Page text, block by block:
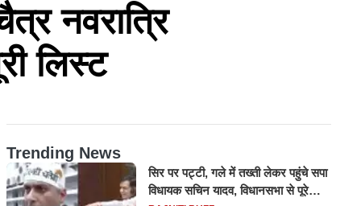
नवरात्रि
लिस्ट
Trending News
सिर पर पट्टी, गले में तख्ती लेकर पहुंचे सपा
विधायक सचिन यादव, विधानसभा से पूरे